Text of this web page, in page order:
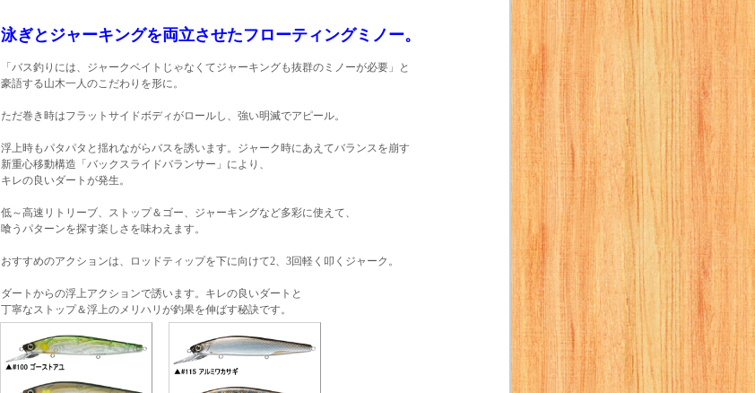
泳ぎとジャーキングを両立させたフローティングミノー。
「バス釣りには、ジャークベイトじゃなくてジャーキングも抜群のミノーが必要」と
豪語する山木一人のこだわりを形に。
ただ巻き時はフラットサイドボディがロールし、強い明滅でアピール。
浮上時もパタパタと揺れながらバスを誘います。ジャーク時にあえてバランスを崩す
新重心移動構造「バックスライドバランサー」により、
キレの良いダートが発生。
低～高速リトリーブ、ストップ＆ゴー、ジャーキングなど多彩に使えて、
喰うパターンを探す楽しさを味わえます。
おすすめのアクションは、ロッドティップを下に向けて2、3回軽く叩くジャーク。
ダートからの浮上アクションで誘います。キレの良いダートと
丁寧なストップ＆浮上のメリハリが釣果を伸ばす秘訣です。